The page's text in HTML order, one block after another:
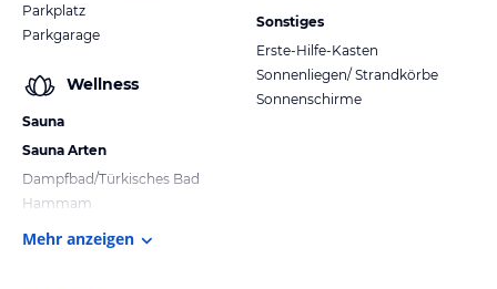
Parkplatz
Parkgarage
Wellness
Sauna
Sauna Arten
Dampfbad/Türkisches Bad
Hammam
Sonstiges
Erste-Hilfe-Kasten
Sonnenliegen/ Strandkörbe
Sonnenschirme
Mehr anzeigen